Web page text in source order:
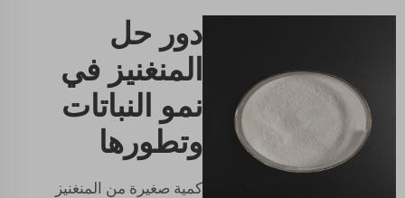
دور حل
المنغنيز في
نمو النباتات
وتطورها
كمية صغيرة من المنغنيز